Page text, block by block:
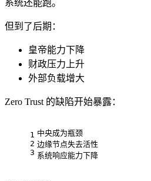
系统还能跑。
但到了后期：
皇帝能力下降
财政压力上升
外部负载增大
Zero Trust 的缺陷开始暴露：
1
2
3
中央成为瓶颈
边缘节点失去活性
系统响应能力下降